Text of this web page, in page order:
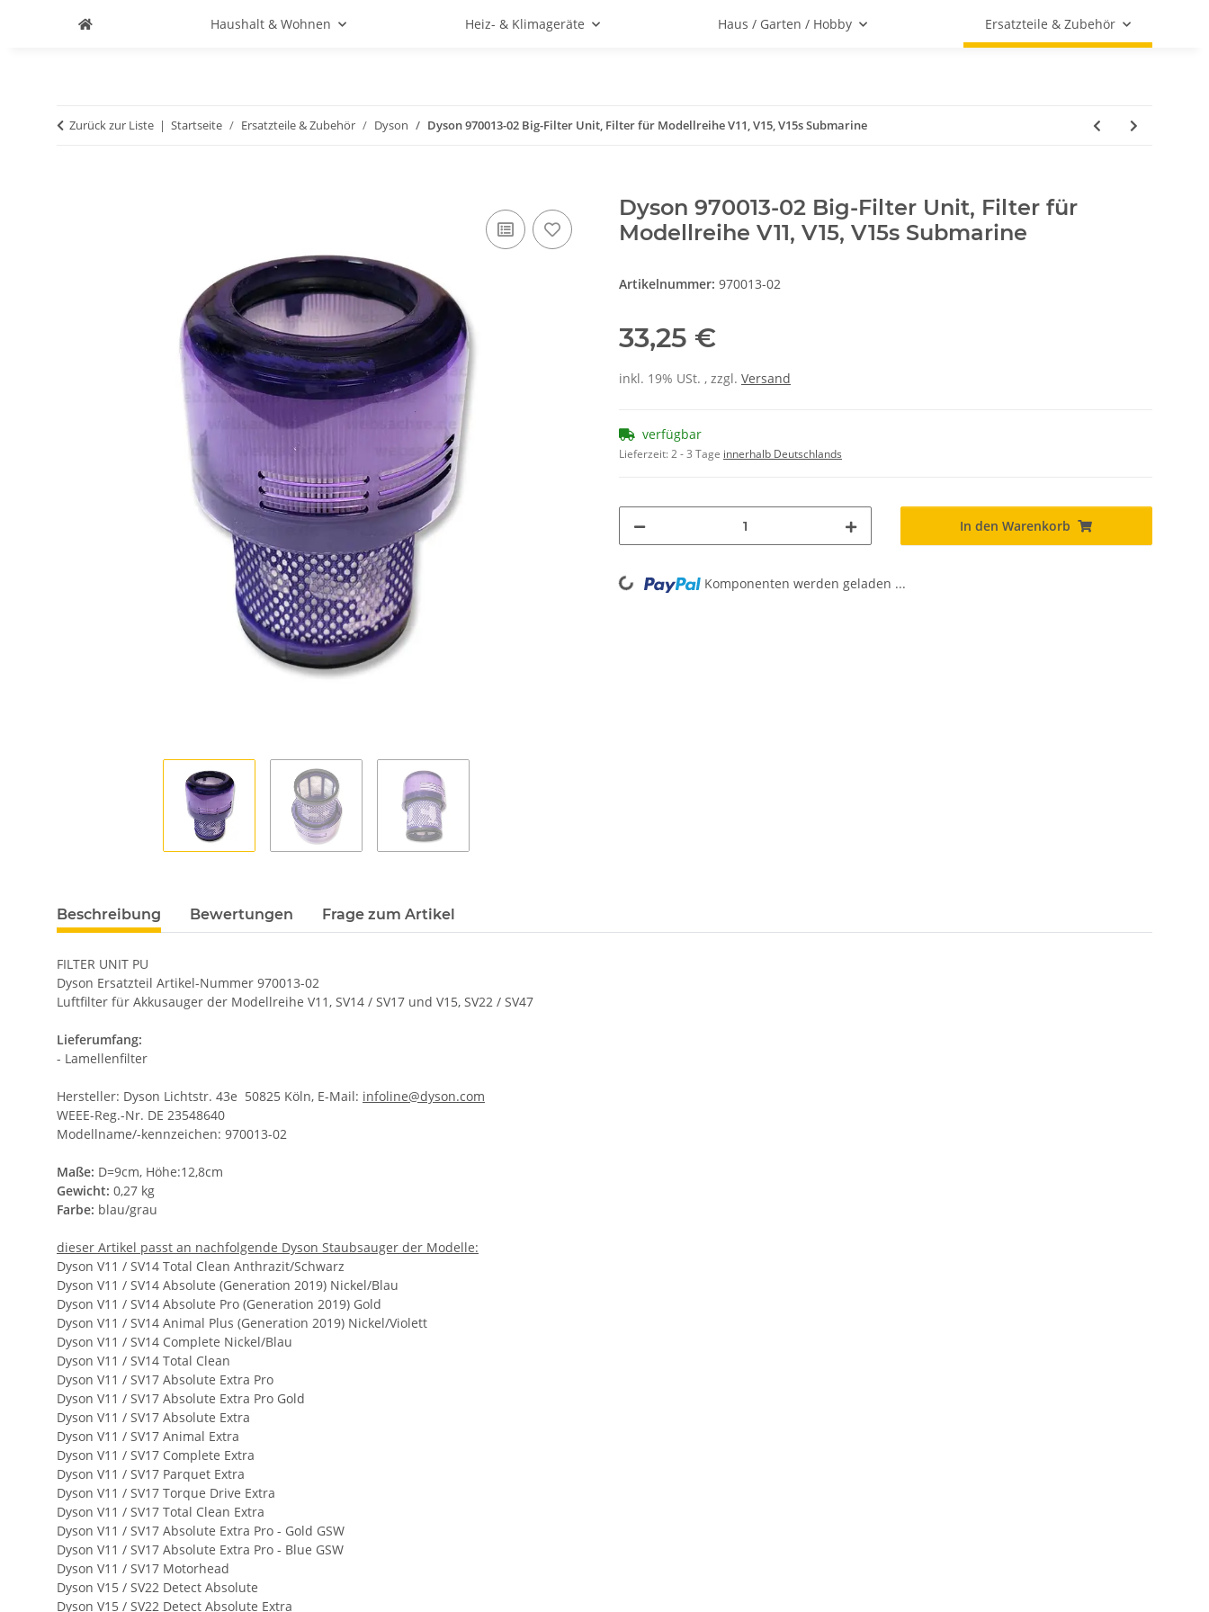
Haushalt & Wohnen Heiz- & Klimageräte Haus / Garten / Hobby Ersatzteile & Zubehör
Zurück zur Liste Startseite Ersatzteile & Zubehör Dyson Dyson 970013-02 Big-Filter Unit, Filter für Modellreihe V11, V15, V15s Submarine
Dyson 970013-02 Big-Filter Unit, Filter für
Modellreihe V11, V15, V15s Submarine
Artikelnummer: 970013-02
33,25 €
inkl. 19% USt. , zzgl. Versand
verfügbar
Lieferzeit:2 - 3 Tage innerhalb Deutschlands
In den Warenkorb
Loading... Komponenten werden geladen ...
Beschreibung Bewertungen Frage zum Artikel
FILTER UNIT PU
Dyson Ersatzteil Artikel-Nummer 970013-02
Luftfilter für Akkusauger der Modellreihe V11, SV14 / SV17 und V15, SV22 / SV47
Lieferumfang:
- Lamellenfilter
Hersteller: Dyson Lichtstr. 43e 50825 Köln, E-Mail: infoline@dyson.com
WEEE-Reg.-Nr. DE 23548640
Modellname/-kennzeichen: 970013-02
Maße: D=9cm, Höhe:12,8cm
Gewicht: 0,27 kg
Farbe: blau/grau
dieser Artikel passt an nachfolgende Dyson Staubsauger der Modelle:
Dyson V11 / SV14 Total Clean Anthrazit/Schwarz
Dyson V11 / SV14 Absolute (Generation 2019) Nickel/Blau
Dyson V11 / SV14 Absolute Pro (Generation 2019) Gold
Dyson V11 / SV14 Animal Plus (Generation 2019) Nickel/Violett
Dyson V11 / SV14 Complete Nickel/Blau
Dyson V11 / SV14 Total Clean
Dyson V11 / SV17 Absolute Extra Pro
Dyson V11 / SV17 Absolute Extra Pro Gold
Dyson V11 / SV17 Absolute Extra
Dyson V11 / SV17 Animal Extra
Dyson V11 / SV17 Complete Extra
Dyson V11 / SV17 Parquet Extra
Dyson V11 / SV17 Torque Drive Extra
Dyson V11 / SV17 Total Clean Extra
Dyson V11 / SV17 Absolute Extra Pro - Gold GSW
Dyson V11 / SV17 Absolute Extra Pro - Blue GSW
Dyson V11 / SV17 Motorhead
Dyson V15 / SV22 Detect Absolute
Dyson V15 / SV22 Detect Absolute Extra